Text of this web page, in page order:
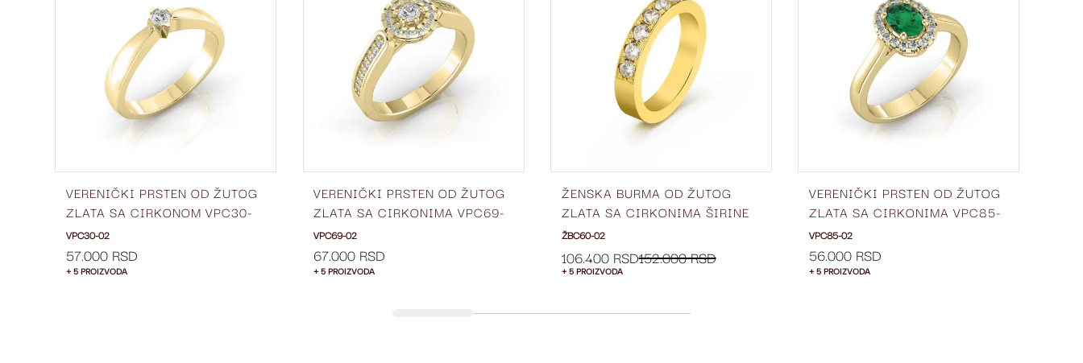
VERENIČKI PRSTEN OD ŽUTOG
ZLATA SA CIRKONOM VPC30-
02
VPC30-02
57.000 RSD
+ 5 PROIZVODA
VERENIČKI PRSTEN OD ŽUTOG
ZLATA SA CIRKONIMA VPC69-
02
VPC69-02
67.000 RSD
+ 5 PROIZVODA
ŽENSKA BURMA OD ŽUTOG
ZLATA SA CIRKONIMA ŠIRINE
4 MM ŽBC60-02
ŽBC60-02
106.400 RSD152.000 RSD
+ 5 PROIZVODA
VERENIČKI PRSTEN OD ŽUTOG
ZLATA SA CIRKONIMA VPC85-
02
VPC85-02
56.000 RSD
+ 5 PROIZVODA